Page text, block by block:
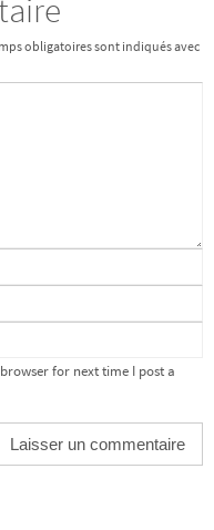
obligatoires sont indiqués avec
for next time I post a